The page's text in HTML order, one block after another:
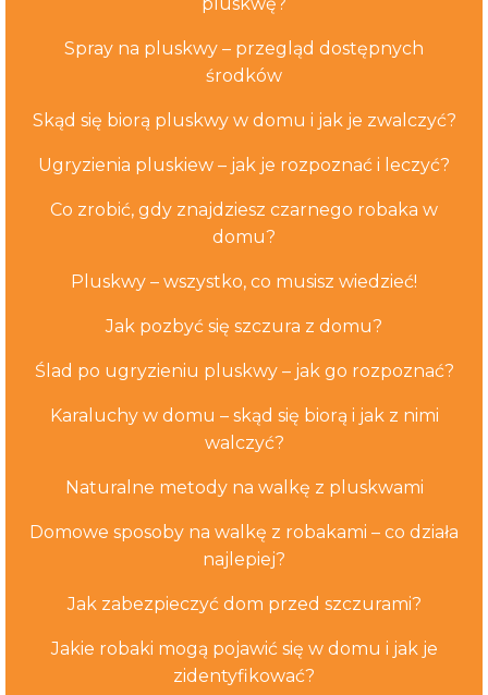
pluskwę?
Spray na pluskwy – przegląd dostępnych
środków
Skąd się biorą pluskwy w domu i jak je zwalczyć?
Ugryzienia pluskiew – jak je rozpoznać i leczyć?
Co zrobić, gdy znajdziesz czarnego robaka w
domu?
Pluskwy – wszystko, co musisz wiedzieć!
Jak pozbyć się szczura z domu?
Ślad po ugryzieniu pluskwy – jak go rozpoznać?
Karaluchy w domu – skąd się biorą i jak z nimi
walczyć?
Naturalne metody na walkę z pluskwami
Domowe sposoby na walkę z robakami – co działa
najlepiej?
Jak zabezpieczyć dom przed szczurami?
Jakie robaki mogą pojawić się w domu i jak je
zidentyfikować?